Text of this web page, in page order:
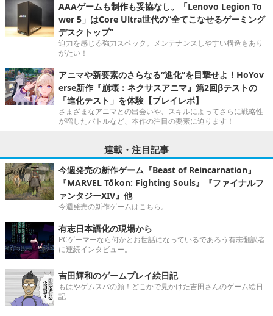
AAAゲームも制作も妥協なし。「Lenovo Legion To
wer 5」はCore Ultra世代の“全てこなせるゲーミング
デスクトップ”
迫力を感じる強力スペック。メンテナンスしやすい構造もあり
がたい！
アニマや新要素のさらなる“進化”を目撃せよ！HoYov
erse新作『崩壊：ネクサスアニマ』第2回βテストの
「進化テスト」を体験【プレイレポ】
さまざまなアニマとの出会いや、スキルによってさらに戦略性
が増したバトルなど、本作の注目の要素に迫ります！
連載・注目記事
今週発売の新作ゲーム『Beast of Reincarnation』
『MARVEL Tōkon: Fighting Souls』『ファイナルフ
ァンタジーXIV』他
今週発売の新作ゲームはこちら。
有志日本語化の現場から
PCゲーマーなら何かとお世話になっているであろう有志翻訳者
に連続インタビュー。
吉田輝和のゲームプレイ絵日記
もはやゲムスパの顔！どこかで見かけた吉田さんのゲーム絵日
記